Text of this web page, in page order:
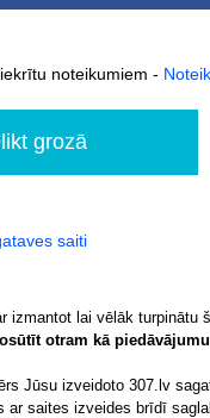
noteikumiem -
saiti
izmantot lai vēlāk turpinātu
otram kā piedāvājumu
Jūsu izveidoto 307.lv
ar saites izveides brīdī